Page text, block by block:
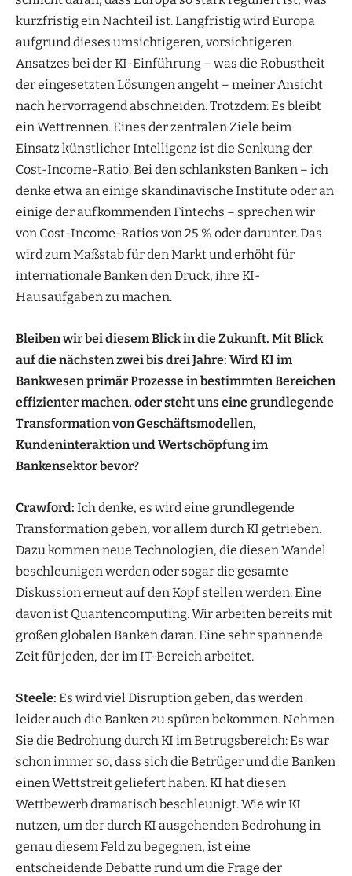
kurzfristig ein Nachteil ist. Langfristig wird Europa
aufgrund dieses umsichtigeren, vorsichtigeren
Ansatzes bei der KI-Einführung – was die Robustheit
der eingesetzten Lösungen angeht – meiner Ansicht
nach hervorragend abschneiden. Trotzdem: Es bleibt
ein Wettrennen. Eines der zentralen Ziele beim
Einsatz künstlicher Intelligenz ist die Senkung der
Cost-Income-Ratio. Bei den schlanksten Banken – ich
denke etwa an einige skandinavische Institute oder an
einige der aufkommenden Fintechs – sprechen wir
von Cost-Income-Ratios von 25 % oder darunter. Das
wird zum Maßstab für den Markt und erhöht für
internationale Banken den Druck, ihre KI-
Hausaufgaben zu machen.
Bleiben wir bei diesem Blick in die Zukunft. Mit Blick
auf die nächsten zwei bis drei Jahre: Wird KI im
Bankwesen primär Prozesse in bestimmten Bereichen
effizienter machen, oder steht uns eine grundlegende
Transformation von Geschäftsmodellen,
Kundeninteraktion und Wertschöpfung im
Bankensektor bevor?
Crawford: Ich denke, es wird eine grundlegende
Transformation geben, vor allem durch KI getrieben.
Dazu kommen neue Technologien, die diesen Wandel
beschleunigen werden oder sogar die gesamte
Diskussion erneut auf den Kopf stellen werden. Eine
davon ist Quantencomputing. Wir arbeiten bereits mit
großen globalen Banken daran. Eine sehr spannende
Zeit für jeden, der im IT-Bereich arbeitet.
Steele: Es wird viel Disruption geben, das werden
leider auch die Banken zu spüren bekommen. Nehmen
Sie die Bedrohung durch KI im Betrugsbereich: Es war
schon immer so, dass sich die Betrüger und die Banken
einen Wettstreit geliefert haben. KI hat diesen
Wettbewerb dramatisch beschleunigt. Wie wir KI
nutzen, um der durch KI ausgehenden Bedrohung in
genau diesem Feld zu begegnen, ist eine
entscheidende Debatte rund um die Frage der